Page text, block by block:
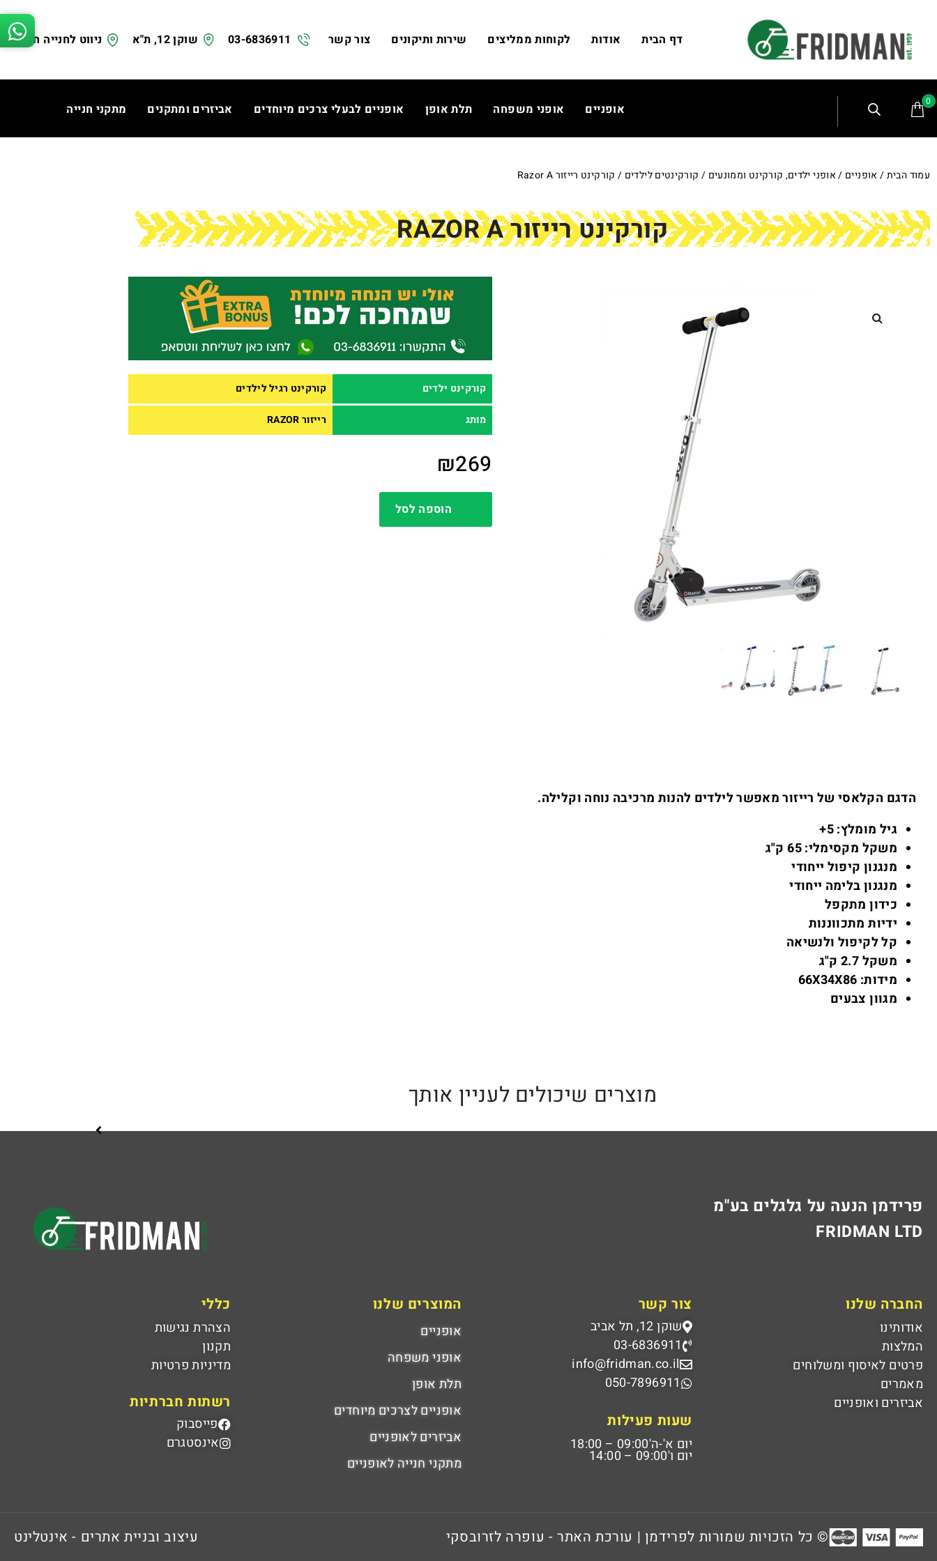
דף הבית אודות לקוחות ממליצים שירות ותיקונים צור קשר 03-6836911 שוקן 12, ת"א ניווט לחנייה חינם
0 אופניים אופני משפחה תלת אופן אופניים לבעלי צרכים מיוחדים אביזרים ומתקנים מתקני חנייה
עמוד הבית/ אופניים /אופני ילדים, קורקינט וממונעים / קורקינטים לילדים / קורקינט רייזור Razor A
קורקינט רייזור RAZOR A
קורקינט ילדים קורקינט רגיל לילדים
מותג רייזור RAZOR
₪269
הוספה לסל
הדגם הקלאסי של רייזור מאפשר לילדים להנות מרכיבה נוחה וקלילה.
גיל מומלץ: 5+
משקל מקסימלי: 65 ק"ג
מנגנון קיפול ייחודי
מנגנון בלימה ייחודי
כידון מתקפל
ידיות מתכווננות
קל לקיפול ולנשיאה
משקל 2.7 ק"ג
מידות: 66X34X86
מגוון צבעים
מוצרים שיכולים לעניין אותך
פרידמן הנעה על גלגלים בע"מ
FRIDMAN LTD
החברה שלנו
אודותינו
המלצות
פרטים לאיסוף ומשלוחים
מאמרים
אביזרים ואופניים
צור קשר
שוקן 12, תל אביב
03-6836911
info@fridman.co.il
050-7896911
שעות פעילות
יום א'-ה'09:00 – 18:00
יום ו'09:00 – 14:00
המוצרים שלנו
אופניים
אופני משפחה
תלת אופן
אופניים לצרכים מיוחדים
אביזרים לאופניים
מתקני חנייה לאופניים
כללי
הצהרת נגישות
תקנון
מדיניות פרטיות
רשתות חברתיות
פייסבוק
אינסטגרם
© כל הזכויות שמורות לפרידמן | עורכת האתר - עופרה לזרובסקי עיצוב ובניית אתרים - אינטלינט